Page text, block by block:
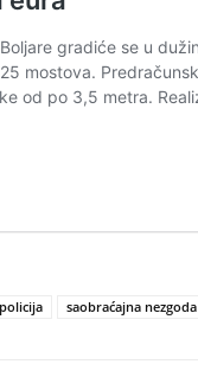
policija saobraćajna nezgoda